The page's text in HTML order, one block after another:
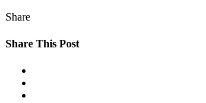
Share
Share This Post